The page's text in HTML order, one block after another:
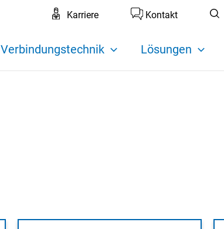
Karriere Kontakt
Verbindungstechnik Lösungen